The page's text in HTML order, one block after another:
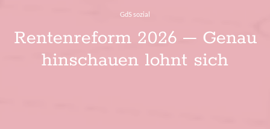
GdS sozial
Rentenreform 2026 – Genau
hinschauen lohnt sich